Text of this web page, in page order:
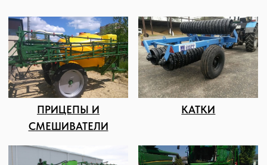
КОНТАКТЫ И АДРЕС
Подбор и обслуживание
сельхозтехники для Вас
8 (8652) 64-10-67
Телефон